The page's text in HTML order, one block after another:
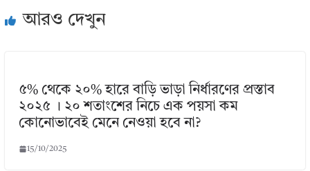
আরও দেখুন
৫% থেকে ২০% হারে বাড়ি ভাড়া নির্ধারণের প্রস্তাব
২০২৫ । ২০ শতাংশের নিচে এক পয়সা কম
কোনোভাবেই মেনে নেওয়া হবে না?
15/10/2025